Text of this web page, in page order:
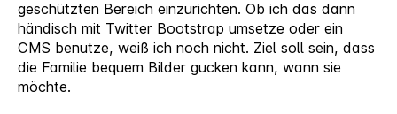
geschützten Bereich einzurichten. Ob ich das dann
händisch mit Twitter Bootstrap umsetze oder ein
CMS benutze, weiß ich noch nicht. Ziel soll sein, dass
die Familie bequem Bilder gucken kann, wann sie
möchte.